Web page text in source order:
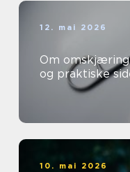
12. mai 2026
Om
og praktiske
10. mai 2026